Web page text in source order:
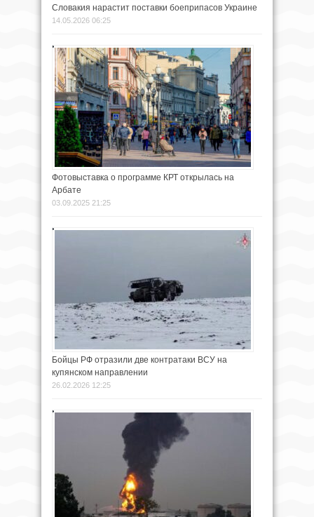
Словакия нарастит поставки боеприпасов Украине
14.05.2026 06:25
Фотовыставка о программе КРТ открылась на
Арбате
03.09.2025 21:25
Бойцы РФ отразили две контратаки ВСУ на
купянском направлении
26.02.2026 12:25